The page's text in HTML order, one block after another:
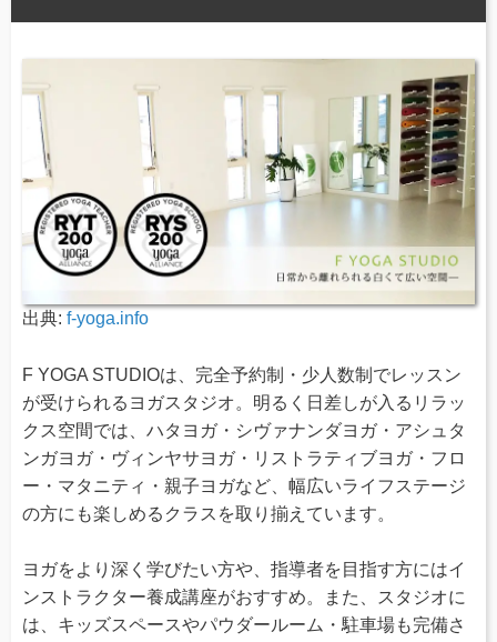
出典: f-yoga.info
F YOGA STUDIOは、完全予約制・少人数制でレッスン
が受けられるヨガスタジオ。明るく日差しが入るリラッ
クス空間では、ハタヨガ・シヴァナンダヨガ・アシュタ
ンガヨガ・ヴィンヤサヨガ・リストラティブヨガ・フロ
ー・マタニティ・親子ヨガなど、幅広いライフステージ
の方にも楽しめるクラスを取り揃えています。
ヨガをより深く学びたい方や、指導者を目指す方にはイ
ンストラクター養成講座がおすすめ。また、スタジオに
は、キッズスペースやパウダールーム・駐車場も完備さ